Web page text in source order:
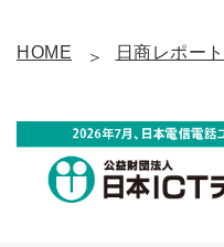
HOME 日商レポート